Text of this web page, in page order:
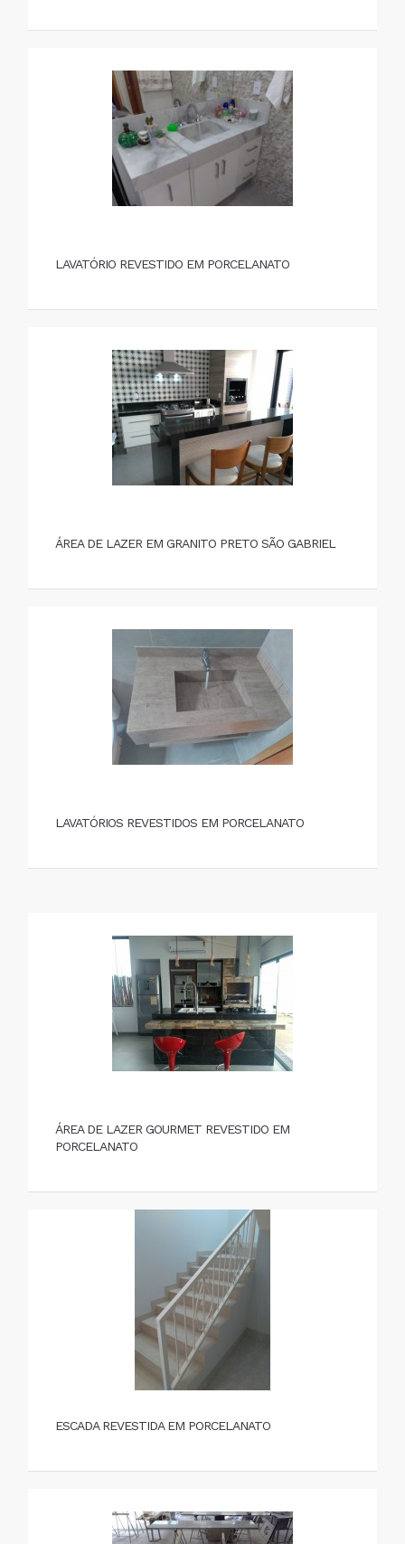
LAVATÓRIO REVESTIDO EM PORCELANATO
ÁREA DE LAZER EM GRANITO PRETO SÃO GABRIEL
LAVATÓRIOS REVESTIDOS EM PORCELANATO
ÁREA DE LAZER GOURMET REVESTIDO EM
PORCELANATO
ESCADA REVESTIDA EM PORCELANATO